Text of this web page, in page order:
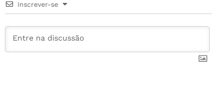
o
k
st
p
Inscrever-se